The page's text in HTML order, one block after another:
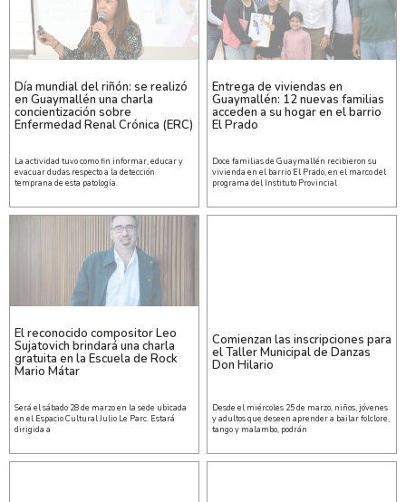
Día mundial del riñón: se realizó
en Guaymallén una charla
concientización sobre
Enfermedad Renal Crónica (ERC)
La actividad tuvo como fin informar, educar y
evacuar dudas respecto a la detección
temprana de esta patología.
Entrega de viviendas en
Guaymallén: 12 nuevas familias
acceden a su hogar en el barrio
El Prado
Doce familias de Guaymallén recibieron su
vivienda en el barrio El Prado, en el marco del
programa del Instituto Provincial
El reconocido compositor Leo
Sujatovich brindará una charla
gratuita en la Escuela de Rock
Mario Mátar
Será el sábado 28 de marzo en la sede ubicada
en el Espacio Cultural Julio Le Parc. Estará
dirigida a
Comienzan las inscripciones para
el Taller Municipal de Danzas
Don Hilario
Desde el miércoles 25 de marzo, niños, jóvenes
y adultos que deseen aprender a bailar folclore,
tango y malambo, podrán